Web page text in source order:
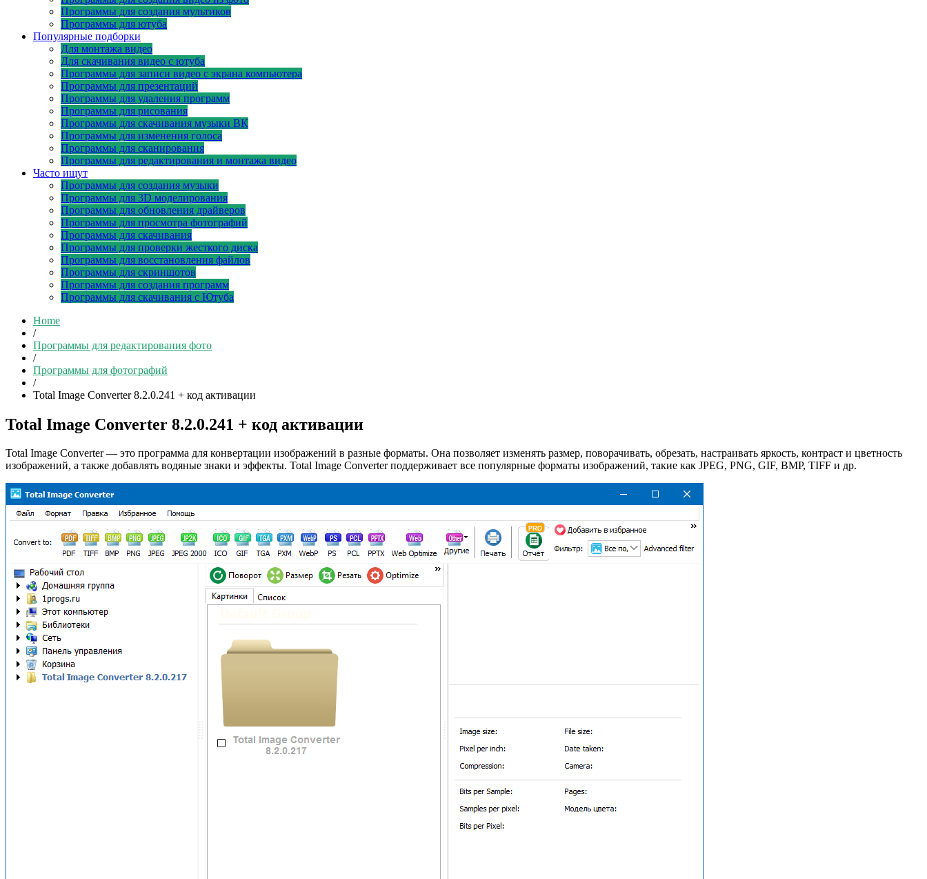
Программы для создания мультиков
Программы для ютуба
Популярные подборки
Для монтажа видео
Для скачивания видео с ютуба
Программы для записи видео с экрана компьютера
Программы для презентаций
Программы для удаления программ
Программы для рисования
Программы для скачивания музыки ВК
Программы для изменения голоса
Программы для сканирования
Программы для редактирования и монтажа видео
Часто ищут
Программы для создания музыки
Программы для 3D моделирования
Программы для обновления драйверов
Программы для просмотра фотографий
Программы для скачивания
Программы для проверки жесткого диска
Программы для восстановления файлов
Программы для скриншотов
Программы для создания программ
Программы для скачивания с Ютуба
Home
/
Программы для редактирования фото
/
Программы для фотографий
/
Total Image Converter 8.2.0.241 + код активации
Total Image Converter 8.2.0.241 + код активации
Total Image Converter — это программа для конвертации изображений в разные форматы. Она позволяет изменять размер, поворачивать, обрезать, настраивать яркость, контраст и цветность
изображений, а также добавлять водяные знаки и эффекты. Total Image Converter поддерживает все популярные форматы изображений, такие как JPEG, PNG, GIF, BMP, TIFF и др.